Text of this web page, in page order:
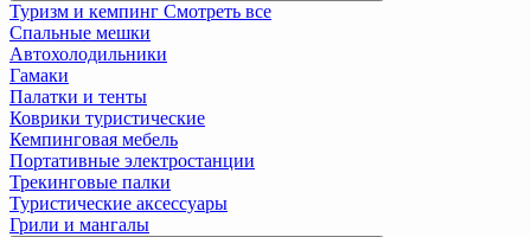
Туризм и кемпинг Смотреть все
Спальные мешки
Автохолодильники
Гамаки
Палатки и тенты
Коврики туристические
Кемпинговая мебель
Портативные электростанции
Трекинговые палки
Туристические аксессуары
Грили и мангалы